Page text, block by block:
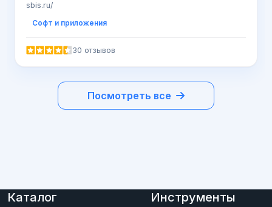
sbis.ru/
Софт и приложения
30 отзывов
Посмотреть все
Каталог Инструменты